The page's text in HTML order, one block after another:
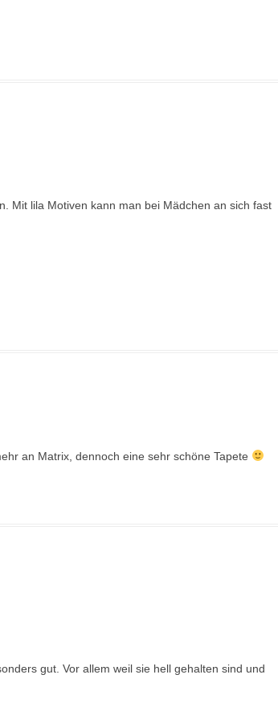
Mit lila Motiven kann man bei Mädchen an sich fast
an Matrix, dennoch eine sehr schöne Tapete
gut. Vor allem weil sie hell gehalten sind und